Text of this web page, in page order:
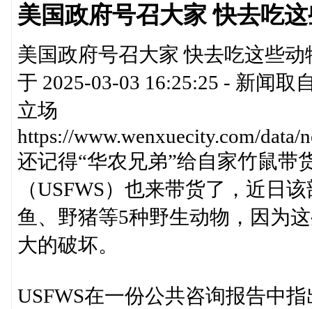
美国政府号召大家 快去吃
美国政府号召大家 快去吃这些
于 2025-03-03 16:25:25 - 新闻
立场
https://www.wenxuecity.com/data/
还记得“华农兄弟”给自家竹鼠带
（USFWS）也来带货了，近日
鱼、野猪等5种野生动物，因为
大的破坏。
USFWS在一份公共咨询报告中